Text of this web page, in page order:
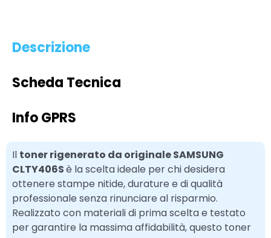
Descrizione
Scheda Tecnica
Info GPRS
Il toner rigenerato da originale SAMSUNG
CLTY406Sè la scelta ideale per chi desidera
ottenere stampe nitide, durature e di qualità
professionale senza rinunciare al risparmio.
Realizzato con materiali di prima scelta e testato
per garantire la massima affidabilità, questo toner